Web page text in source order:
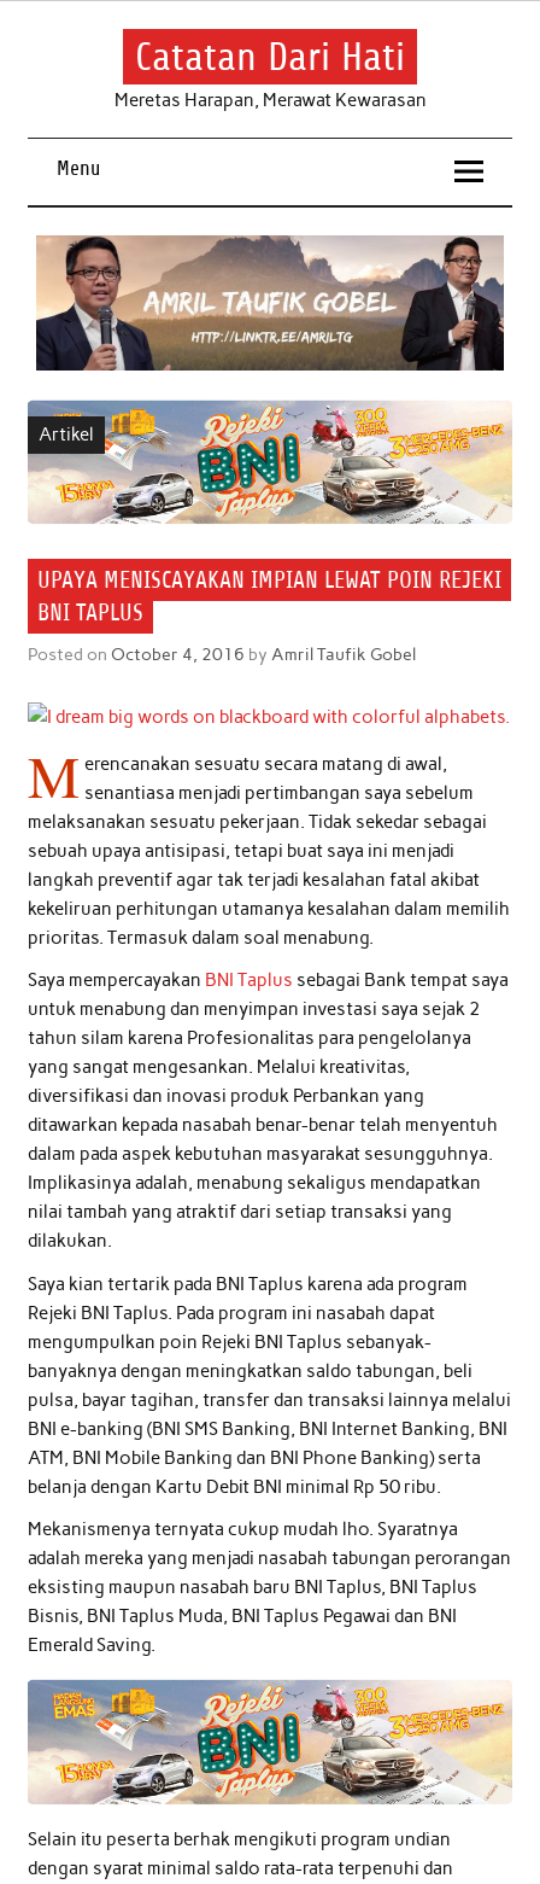
Skip
Catatan Dari Hati
Meretas Harapan, Merawat Kewarasan
Menu
Artikel
UPAYA MENISCAYAKAN IMPIAN LEWAT POIN REJEKI
BNI TAPLUS
Posted on October 4, 2016 by Amril Taufik Gobel
M erencanakan sesuatu secara matang di awal,
senantiasa menjadi pertimbangan saya sebelum
melaksanakan sesuatu pekerjaan. Tidak sekedar sebagai
sebuah upaya antisipasi, tetapi buat saya ini menjadi
langkah preventif agar tak terjadi kesalahan fatal akibat
kekeliruan perhitungan utamanya kesalahan dalam memilih
prioritas. Termasuk dalam soal menabung.
Saya mempercayakan BNI Taplus sebagai Bank tempat saya
untuk menabung dan menyimpan investasi saya sejak 2
tahun silam karena Profesionalitas para pengelolanya
yang sangat mengesankan. Melalui kreativitas,
diversifikasi dan inovasi produk Perbankan yang
ditawarkan kepada nasabah benar-benar telah menyentuh
dalam pada aspek kebutuhan masyarakat sesungguhnya.
Implikasinya adalah, menabung sekaligus mendapatkan
nilai tambah yang atraktif dari setiap transaksi yang
dilakukan.
Saya kian tertarik pada BNI Taplus karena ada program
Rejeki BNI Taplus. Pada program ini nasabah dapat
mengumpulkan poin Rejeki BNI Taplus sebanyak-
banyaknya dengan meningkatkan saldo tabungan, beli
pulsa, bayar tagihan, transfer dan transaksi lainnya melalui
BNI e-banking (BNI SMS Banking, BNI Internet Banking, BNI
ATM, BNI Mobile Banking dan BNI Phone Banking) serta
belanja dengan Kartu Debit BNI minimal Rp 50 ribu.
Mekanismenya ternyata cukup mudah lho. Syaratnya
adalah mereka yang menjadi nasabah tabungan perorangan
eksisting maupun nasabah baru BNI Taplus, BNI Taplus
Bisnis, BNI Taplus Muda, BNI Taplus Pegawai dan BNI
Emerald Saving.
Selain itu peserta berhak mengikuti program undian
dengan syarat minimal saldo rata-rata terpenuhi dan